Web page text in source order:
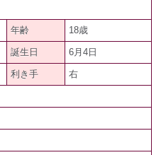
年齢 18歳
誕生日 6月4日
利き手 右